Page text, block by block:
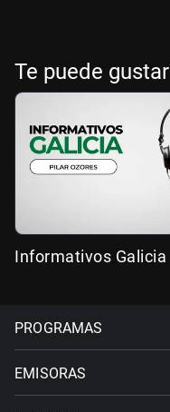
Te puede gustar
Informativos Galicia
PROGRAMAS
EMISORAS